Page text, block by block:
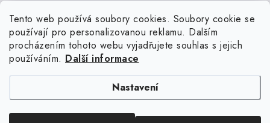
Tento web používá soubory cookies. Soubory cookie se
používají pro personalizovanou reklamu. Dalším
procházením tohoto webu vyjadřujete souhlas s jejich
používáním. Další informace
Nastavení
www.KOVOJUHASZ.cz Výrobce STIHL STIHL Timbersport
iPloty.cz - PLETIVA A NÁŘADÍ. Všechna práva vyhrazena.